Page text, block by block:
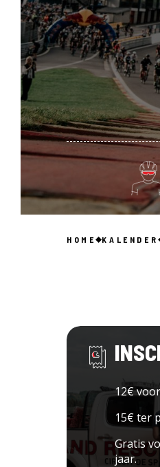
HOME KALENDER
12€
15€ ter
Gratis
jaar.